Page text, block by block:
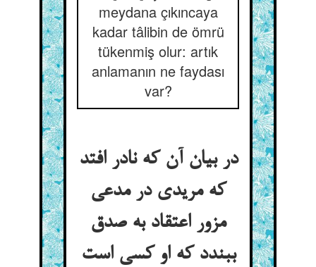
meydana çıkıncaya
kadar tâlibin de ömrü
tükenmiş olur: artık
anlamanın ne faydası
var?
در بیان آن که نادر افتد
که مریدی در مدعی
مزور اعتقاد به صدق
ببندد که او کسی است